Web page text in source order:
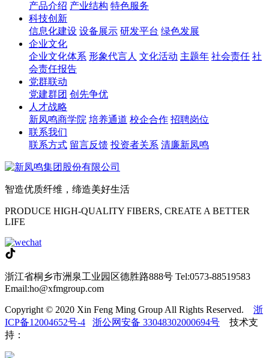
产品介绍 产业结构 特色服务
科技创新
信息化建设 设备展示 研发平台 绿色发展
企业文化
企业文化体系 形象代言人 文化活动 主题年 社会责任 社
会责任报告
党群联动
党建群团 创先争优
人才战略
新凤鸣商学院 培养通道 校企合作 招聘岗位
联系我们
联系方式 留言反馈 投资者关系 清廉新凤鸣
智造优质纤维，缔造美好生活
PRODUCE HIGH-QUALITY FIBERS, CREATE A BETTER
LIFE
浙江省桐乡市洲泉工业园区德胜路888号 Tel:0573-88519583
Email:ho@xfmgroup.com
Copyright © 2020 Xin Feng Ming Group All Rights Reserved. 浙
ICP备12004652号-4
浙公网安备 33048302000694号 技术支
持：